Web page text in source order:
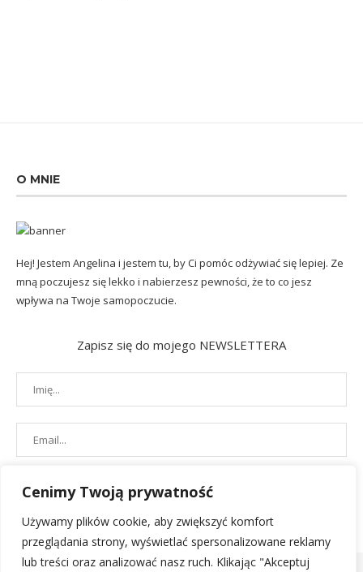
Cenimy Twoją prywatność
Używamy plików cookie, aby zwiększyć komfort
przeglądania strony, wyświetlać spersonalizowane reklamy
lub treści oraz analizować nasz ruch. Klikając "Akceptuj
O MNIE
Hej! Jestem Angelina i jestem tu, by Ci pomóc odżywiać się lepiej. Ze
mną poczujesz się lekko i nabierzesz pewności, że to co jesz
wpływa na Twoje samopoczucie.
Zapisz się do mojego NEWSLETTERA